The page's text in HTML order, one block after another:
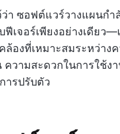
ว่า ซอฟต์แวร์วางแผนก
ฟีเจอร์เพียงอย่างเดียว
ล้องที่เหมาะสมระหว่าง
ความสะดวกในการใช้ง
ารปรับตัว